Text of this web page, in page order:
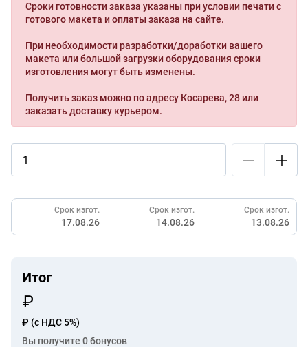
Сроки готовности заказа указаны при условии печати с
готового макета и оплаты заказа на сайте.
При необходимости разработки/доработки вашего
макета или большой загрузки оборудования сроки
изготовления могут быть изменены.
Получить заказ можно по адресу Косарева, 28 или
заказать доставку курьером.
Срок изгот.
17.08.26
Срок изгот.
14.08.26
Срок изгот.
13.08.26
Итог
₽ (с НДС 5%)
Вы получите 0бонусов